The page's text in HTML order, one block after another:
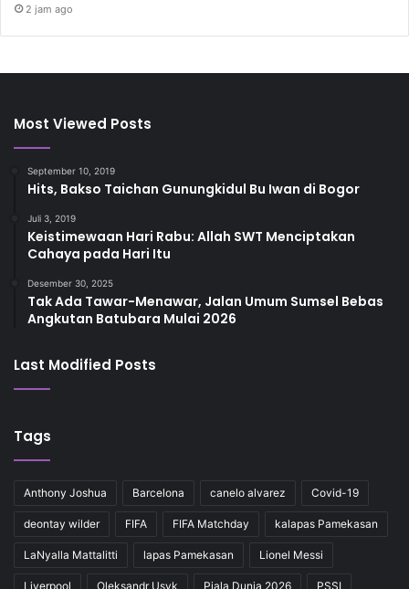
2 jam ago
Most Viewed Posts
September 10, 2019
Hits, Bakso Taichan Gunungkidul Bu Iwan di Bogor
Juli 3, 2019
Keistimewaan Hari Rabu: Allah SWT Menciptakan
Cahaya pada Hari Itu
Desember 30, 2025
Tak Ada Tawar-Menawar, Jalan Umum Sumsel Bebas
Angkutan Batubara Mulai 2026
Last Modified Posts
Tags
Anthony Joshua Barcelona canelo alvarez Covid-19
deontay wilder FIFA FIFA Matchday kalapas Pamekasan
LaNyalla Mattalitti lapas Pamekasan Lionel Messi
Liverpool Oleksandr Usyk Piala Dunia 2026 PSSI